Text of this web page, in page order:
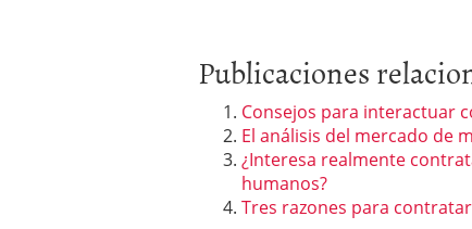
Publicaciones
Consejos para interactuar
El análisis del mercado de
¿Interesa realmente
humanos?
Tres razones para